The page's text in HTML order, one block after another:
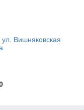
Вишняковская